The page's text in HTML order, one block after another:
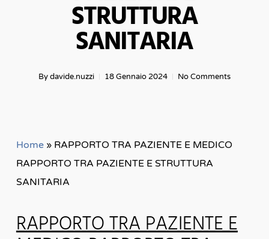
STRUTTURA
SANITARIA
Bydavide.nuzzi 18 Gennaio 2024 No Comments
Home» RAPPORTO TRA PAZIENTE E MEDICO
RAPPORTO TRA PAZIENTE E STRUTTURA
SANITARIA
RAPPORTO TRA PAZIENTE E